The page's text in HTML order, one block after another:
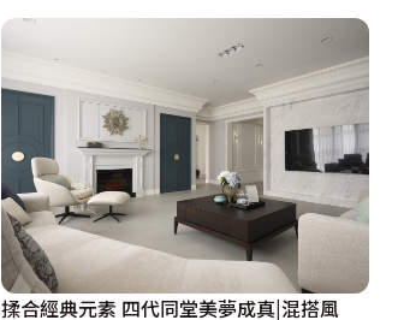
揉合經典元素 四代同堂美夢成真|混搭風